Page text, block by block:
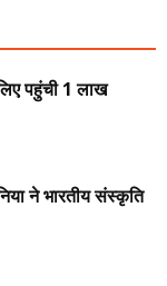
पहुंची 1 लाख
ने भारतीय संस्कृति